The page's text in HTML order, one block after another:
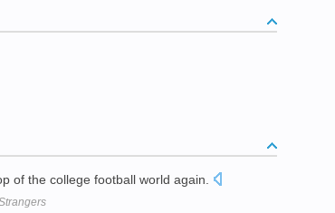
of the college football world again.